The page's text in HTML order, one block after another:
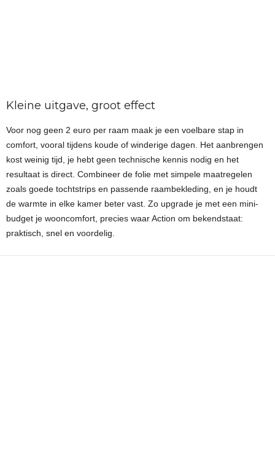
Kleine uitgave, groot effect
Voor nog geen 2 euro per raam maak je een voelbare stap in
comfort, vooral tijdens koude of winderige dagen. Het aanbrengen
kost weinig tijd, je hebt geen technische kennis nodig en het
resultaat is direct. Combineer de folie met simpele maatregelen
zoals goede tochtstrips en passende raambekleding, en je houdt
de warmte in elke kamer beter vast. Zo upgrade je met een mini-
budget je wooncomfort, precies waar Action om bekendstaat:
praktisch, snel en voordelig.